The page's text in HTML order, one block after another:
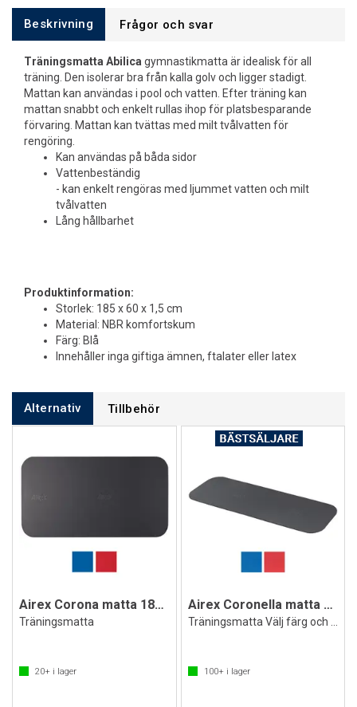
Beskrivning Frågor och svar
Träningsmatta Abilica gymnastikmatta är idealisk för all
träning. Den isolerar bra från kalla golv och ligger stadigt.
Mattan kan användas i pool och vatten. Efter träning kan
mattan snabbt och enkelt rullas ihop för platsbesparande
förvaring. Mattan kan tvättas med milt tvålvatten för
rengöring.
Kan användas på båda sidor
Vattenbeständig
- kan enkelt rengöras med ljummet vatten och milt
tvålvatten
Lång hållbarhet
Produktinformation:
Storlek: 185 x 60 x 1,5 cm
Material: NBR komfortskum
Färg: Blå
Innehåller inga giftiga ämnen, ftalater eller latex
Alternativ Tillbehör
Airex Corona matta 185x100x1,5 cm
Träningsmatta
20+ i lager
Airex Coronella matta 185x60x1,5 cm
100+i lager